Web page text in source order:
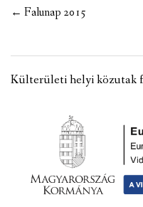
NEMZETISÉGI
TÁRSULÁS
PÁLYÁZATOK
Post
← Falunap 2015
Külterületi helyi közutak